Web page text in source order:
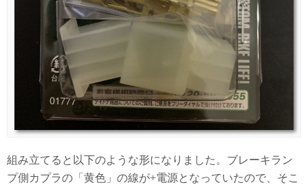
組み立てると以下のような形になりました。ブレーキラン
プ側カプラの「黄色」の線が+電源となっていたので、そこ